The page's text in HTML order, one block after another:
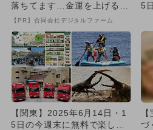
落ちてます…金運を上げる方
法とは
【PR】合同会社デジタルファーム
5
【関東】2025年6月14日・1
5日の今週末に無料で楽しめ
づ